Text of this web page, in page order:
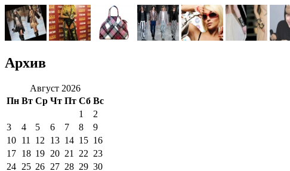
Архив
Август 2026
Пн Вт Ср Чт Пт Сб Вс
1
2
3
4 5 6 7 8
9
10 11 12 13 14 15 16
17 18 19 20 21 22 23
24 25 26 27 28 29 30